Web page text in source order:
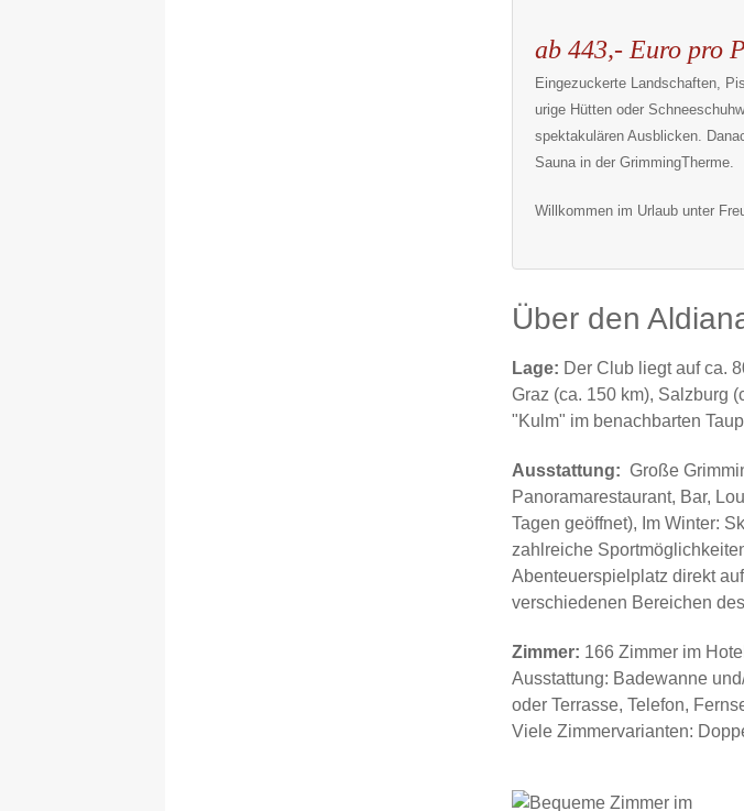
ab 443,- Euro pro
Eingezuckerte Landschaften,
urige Hütten oder
spektakulären Ausblicken.
Sauna in der GrimmingTherme.
Willkommen im Urlaub unter
Über den
Lage: Der Club liegt auf ca.
Graz (ca. 150 km), Salzburg
"Kulm" im benachbarten
Ausstattung: Große
Panoramarestaurant, Bar,
Tagen geöffnet), Im Winter:
zahlreiche
Abenteuerspielplatz direkt
verschiedenen Bereichen
Zimmer: 166 Zimmer im
Ausstattung: Badewanne
oder Terrasse, Telefon,
Viele Zimmervarianten: